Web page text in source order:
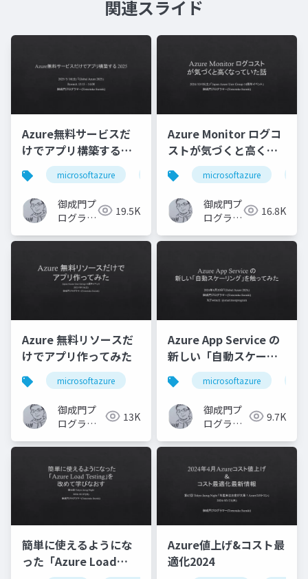
関連スライド
Azure無料サービスだ
けでアプリ構築する
2025
microsoftazure azure microsoft
御成門プ
ログラマ
(Tomotaka
19.5K
Azure Monitor ログコ
ストが気づくと高くな
っていた話microsoftazure
御成門プ
ログラマ
(Tomotaka
16.8K
Azure 無料リソースだ
けでアプリ作ってみた
microsoftazure
御成門プ
ログラマ
(Tomotaka
Suzuki)
13K
Azure App Service の
新しい「自動スケーリ
ング」を触ってみた
microsoftazure
御成門プ
ログラマ
(Tomotaka
Suzuki)
9.7K
簡単に使えるようにな
った「Azure Load
Azure値上げ&コスト最
適化2024